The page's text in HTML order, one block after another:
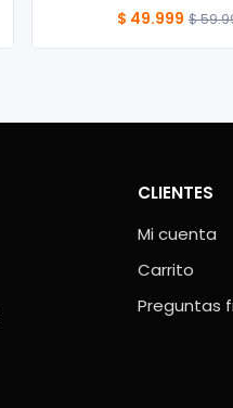
$ 49.999 $
CLIENTES
Mi cuenta
Carrito
Preguntas